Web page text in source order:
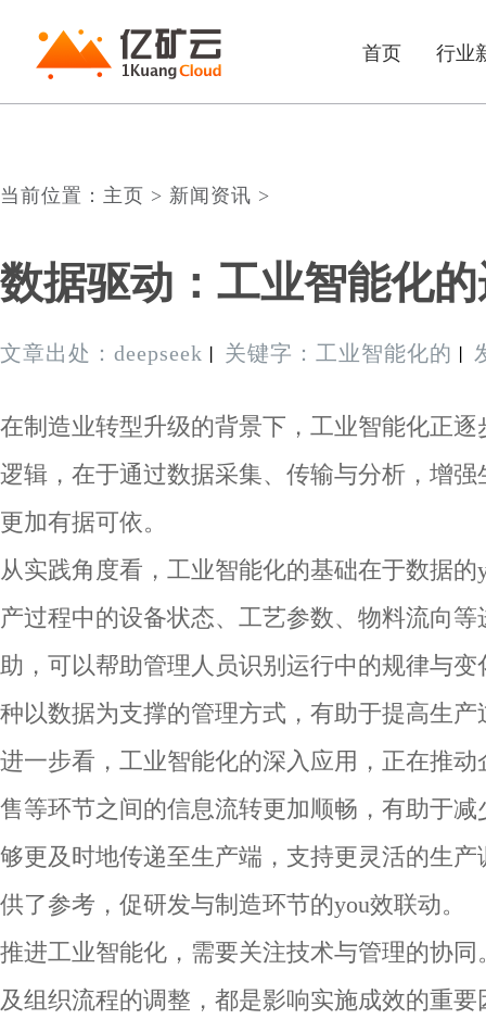
首页 行业
当前位置：主页 > 新闻资讯 >
数据驱动：工业智能化
文章出处：deepseek 关键字：工业智能化的
在制造业转型升级的背景下，工业智能化正
逻辑，在于通过数据采集、传输与分析，增
更加有据可依。
从实践角度看，工业智能化的基础在于数据
产过程中的设备状态、工艺参数、物料流向
助，可以帮助管理人员识别运行中的规律与
种以数据为支撑的管理方式，有助于提高生
进一步看，工业智能化的深入应用，正在推
售等环节之间的信息流转更加顺畅，有助于
够更及时地传递至生产端，支持更灵活的生
供了参考，促研发与制造环节的you效联动。
推进工业智能化，需要关注技术与管理的协
及组织流程的调整，都是影响实施成效的重